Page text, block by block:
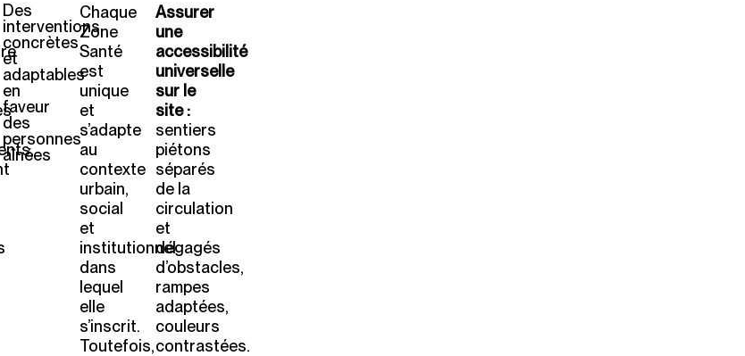
Des
interventions
concrètes
et
adaptables
en
faveur
des
personnes
aînées
Chaque
Zone
Santé
est
unique
et
s’adapte
au
contexte
urbain,
social
et
institutionnel
dans
lequel
elle
s’inscrit.
Toutefois,
Assurer
une
accessibilité
universelle
sur le
site :
sentiers
piétons
séparés
de la
circulation
et
dégagés
d’obstacles,
rampes
adaptées,
couleurs
contrastées.